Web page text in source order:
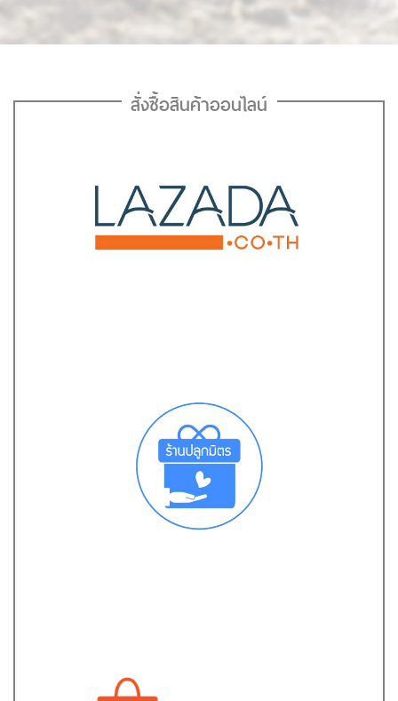
สั่งซื้อสินค้าออนไลน์